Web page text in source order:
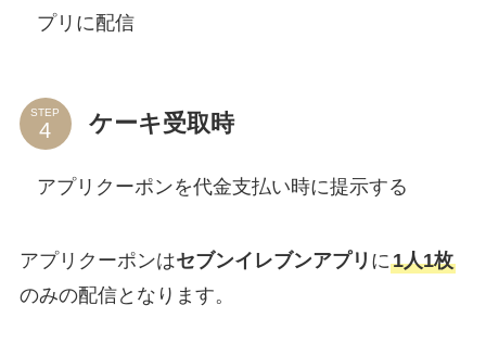
プリに配信
STEP ケーキ受取時
アプリクーポンを代金支払い時に提示する
アプリクーポンはセブンイレブンアプリ に1人1枚
のみの配信となります。